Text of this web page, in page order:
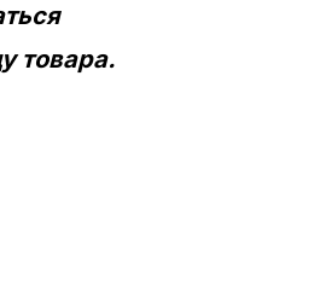
товара.